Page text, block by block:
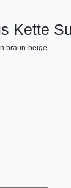
Kette
braun-beige